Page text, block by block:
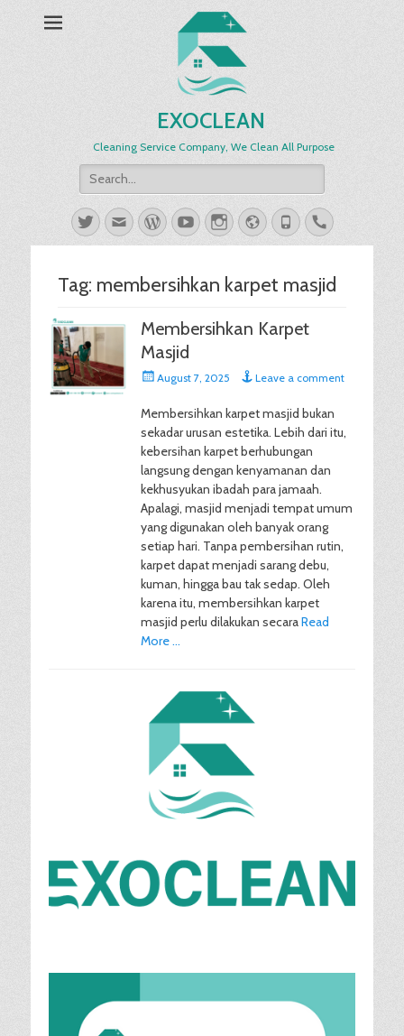
EXOCLEAN
Cleaning Service Company, We Clean All Purpose
Search
for:
TwitterEmailWordPress
YouTubeInstagram
Website
PhoneHandset
Tag: membersihkan karpet masjid
Membersihkan Karpet
Masjid
PostedAugust 7, 2025 Leave a comment
Membersihkan karpet masjid bukan
sekadar urusan estetika. Lebih dari itu,
kebersihan karpet berhubungan
langsung dengan kenyamanan dan
kekhusyukan ibadah para jamaah.
Apalagi, masjid menjadi tempat umum
yang digunakan oleh banyak orang
setiap hari. Tanpa pembersihan rutin,
karpet dapat menjadi sarang debu,
kuman, hingga bau tak sedap. Oleh
karena itu, membersihkan karpet
masjid perlu dilakukan secaraRead
More …